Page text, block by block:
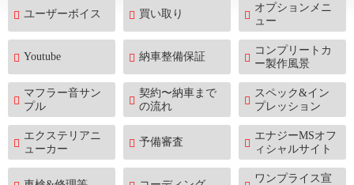
ユーザーボイス 買い取り
オプションメニ
ュー
Youtube 納車整備保証
コンプリートカ
ー製作風景
マフラー音サン
プル
契約〜納車まで
の流れ
スペック&イン
プレッション
エクステリアニ
ューカー
予備審査
エナジーMSオフ
ィシャルサイト
ワンプライス宣